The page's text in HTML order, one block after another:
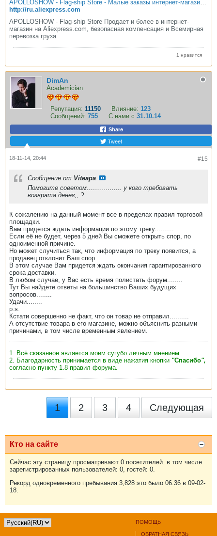
http://ru.aliexpress.com
APOLLOSHOW - Flag-ship Store Продает и более в интернет-
магазин на Aliexpress.com, безопасная компенсация и Всемирная
перевозка груза
1 нравится
DimAn
Academician
Репутация: 11150 Влияние: 123
Сообщений: 755 С нами с 31.10.14
Share
Tweet
#15
18-11-14, 20:44
Сообщение от Viteapa
Помогите советом.................. у кого требовать
возврата денег,,.?
К сожалению на данный момент все в пределах правил торговой
площадки.
Вам придется ждать информации по этому треку..........
Если её не будет, через 5 дней Вы сможете открыть спор, по
одноименной причине.
Но может случиться так, что информация по треку появится, а
продавец отклонит Ваш спор.......
В этом случае Вам придется ждать окончания гарантированного
срока доставки.
В любом случае, у Вас есть время полистать форум........
Тут Вы найдете ответы на большинство Ваших будущих
вопросов........
Удачи........
p.s.
Кстати совершенно не факт, что он товар не отправил..........
А отсутствие товара в его магазине, можно объяснить разными
причинами, в том числе временным явлением.
1. Всё сказанное является моим сугубо личным мнением.
2. Благодарность принимается в виде нажатия кнопки "Спасибо",
согласно пункту 1.8 правил форума.
1 2 3 4 Следующая
Кто на сайте
Сейчас эту страницу просматривают 0 посетителей. в том числе
зарегистрированных пользователей: 0, гостей: 0.
Рекорд одновременного пребывания 3,828 это было 06:36 в 09-02-
18.
ПОМОЩЬ
ОБРАТНАЯ СВЯЗЬ